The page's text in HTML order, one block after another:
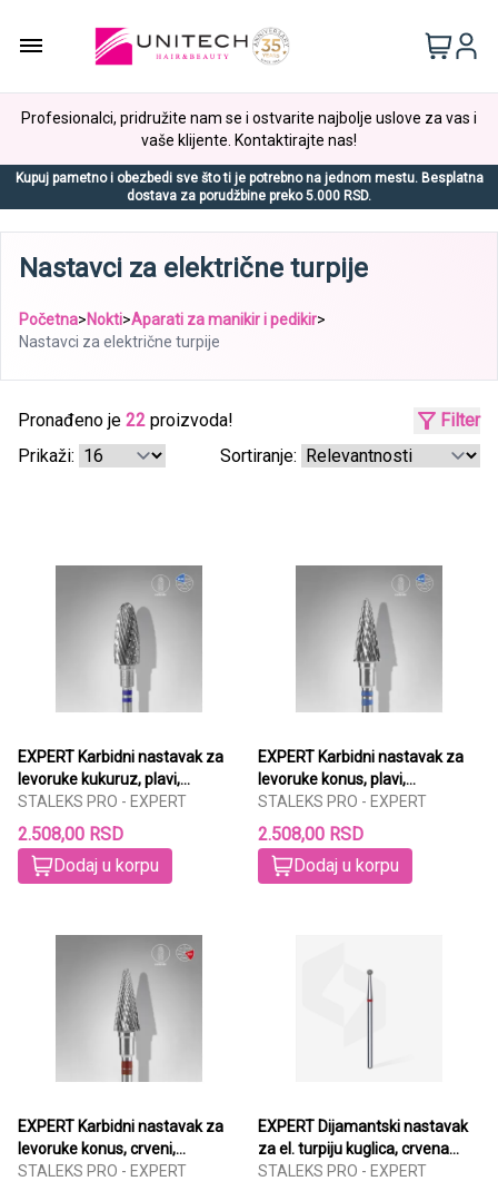
Profesionalci, pridružite nam se i ostvarite najbolje uslove za vas i
vaše klijente. Kontaktirajte nas!
Kupuj pametno i obezbedi sve što ti je potrebno na jednom mestu. Besplatna
dostava za porudžbine preko 5.000 RSD.
Nastavci za električne turpije
Početna>Nokti>Aparati za manikir i pedikir>
Nastavci za električne turpije
Pronađeno je 22 proizvoda!
Filter
Prikaži:
Sortiranje:
EXPERT Karbidni nastavak za
levoruke kukuruz, plavi,
6mm/14mm
STALEKS PRO - EXPERT
2.508,00 RSD
Dodaj u korpu
EXPERT Karbidni nastavak za
levoruke konus, plavi,
6mm/14mm
STALEKS PRO - EXPERT
2.508,00 RSD
Dodaj u korpu
EXPERT Karbidni nastavak za
levoruke konus, crveni,
6mm/14mm
STALEKS PRO - EXPERT
EXPERT Dijamantski nastavak
za el. turpiju kuglica, crvena
2,5mm
STALEKS PRO - EXPERT